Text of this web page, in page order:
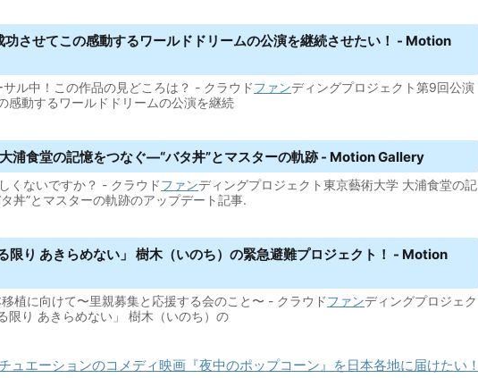
功させてこの感動するワールドドリームの公演を継続させたい！ - Motion
ル中！この作品の見どころは？ - クラウドファンディングプロジェクト第9回公演
感動するワールドドリームの公演を継続
浦食堂の記憶をつなぐ―“バタ丼”とマスターの軌跡 - Motion Gallery
くないですか？ - クラウドファンディングプロジェクト東京藝術大学 大浦食堂の記
丼”とマスターの軌跡のアップデート記事.
限り あきらめない」 樹木（いのち）の緊急避難プロジェクト！ - Motion
植に向けて〜里親募集と応援する会のこと〜 - クラウドファンディングプロジェク
限り あきらめない」 樹木（いのち）の
ュエーションのコメディ映画『夜中のポップコーン』を日本各地に届けたい！